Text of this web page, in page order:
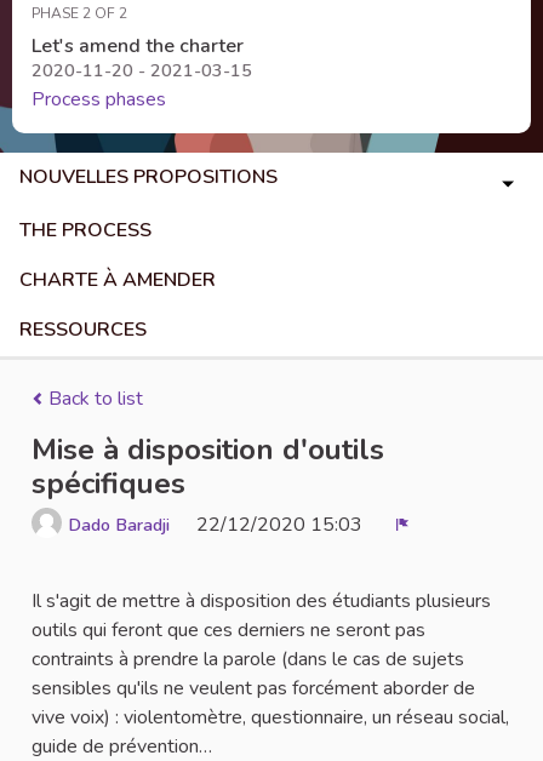
PHASE 2 OF 2
Let's amend the charter
2020-11-20 - 2021-03-15
Process phases
NOUVELLES PROPOSITIONS
THE PROCESS
CHARTE À AMENDER
RESSOURCES
Back to list
Mise à disposition d'outils
spécifiques
Dado Baradji 22/12/2020 15:03
Il s'agit de mettre à disposition des étudiants plusieurs
outils qui feront que ces derniers ne seront pas
contraints à prendre la parole (dans le cas de sujets
sensibles qu'ils ne veulent pas forcément aborder de
vive voix) : violentomètre, questionnaire, un réseau social,
guide de prévention…